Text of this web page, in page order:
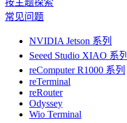
按主题探索
常见问题
NVIDIA Jetson 系列
Seeed Studio XIAO 系列
reComputer R1000 系列
reTerminal
reRouter
Odyssey
Wio Terminal